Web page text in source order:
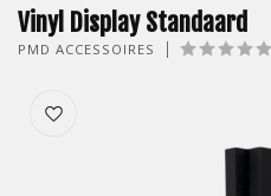
Vinyl Display Standaard
PMD ACCESSOIRES